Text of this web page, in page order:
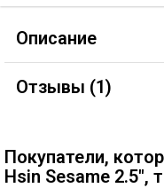
Описание
Отзывы (1)
Покупатели,
Hsin Sesame 2.5'',